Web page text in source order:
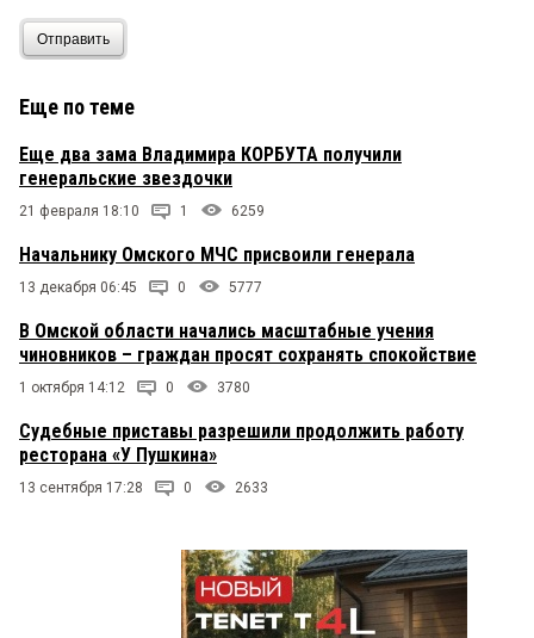
Отправить
Еще по теме
Еще два зама Владимира КОРБУТА получили
генеральские звездочки
21 февраля 18:10 1 6259
Начальнику Омского МЧС присвоили генерала
13 декабря 06:45 0 5777
В Омской области начались масштабные учения
чиновников – граждан просят сохранять спокойствие
1 октября 14:12 0 3780
Судебные приставы разрешили продолжить работу
ресторана «У Пушкина»
13 сентября 17:28 0 2633